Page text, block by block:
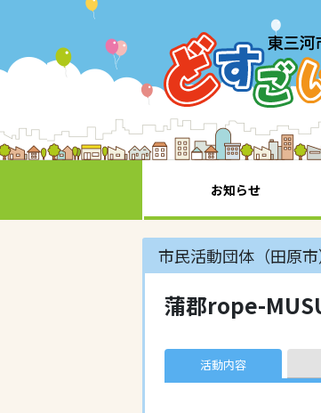
お知らせ
市民活動団体（田原市
蒲郡rope-
活動内容